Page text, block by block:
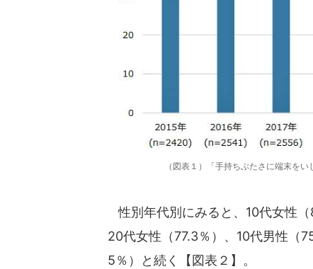
（図表１）「手持ちぶたさに端末を
性別年代別にみると、10代女性（
20代女性（77.3％）、10代男性（
5％）と続く【図表２】。